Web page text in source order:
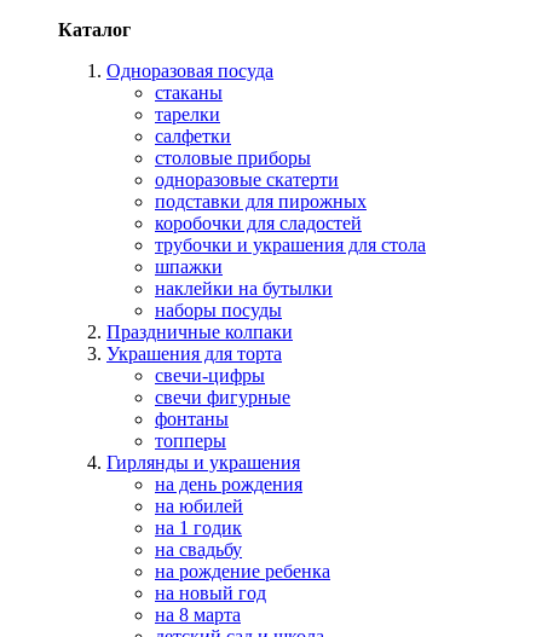
Каталог
Одноразовая посуда
стаканы
тарелки
салфетки
столовые приборы
одноразовые скатерти
подставки для пирожных
коробочки для сладостей
трубочки и украшения для стола
шпажки
наклейки на бутылки
наборы посуды
Праздничные колпаки
Украшения для торта
свечи-цифры
свечи фигурные
фонтаны
топперы
Гирлянды и украшения
на день рождения
на юбилей
на 1 годик
на свадьбу
на рождение ребенка
на новый год
на 8 марта